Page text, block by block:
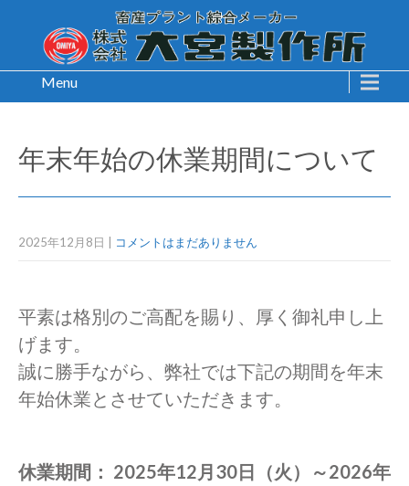
Menu
年末年始の休業期間について
2025年12月8日 コメントはまだありません
平素は格別のご高配を賜り、厚く御礼申し上
げます。
誠に勝手ながら、弊社では下記の期間を年末
年始休業とさせていただきます。
休業期間： 2025年12月30日（火）～2026年